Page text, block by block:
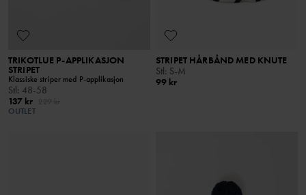
TRIKOTLUE P-APPLIKASJON
STRIPET
Klassiske striper med P-applikasjon
Stl: 48-58
137 kr
OUTLET
STRIPET HÅRBÅND MED KNUTE
Stl: S-M
99 kr